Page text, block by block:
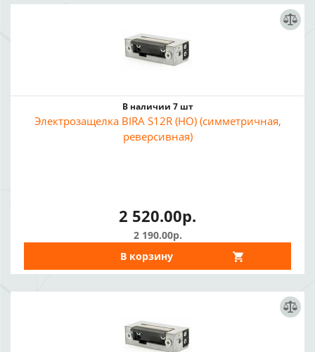
В наличии 7 шт
Электрозащелка BIRA S12R (НО) (симметричная,
реверсивная)
2 520.00р.
2 190.00р.
В корзину